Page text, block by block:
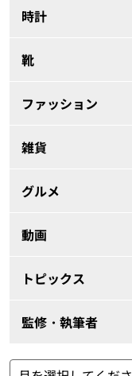
時計
靴
ファッション
雑貨
グルメ
動画
トピックス
監修・執筆者